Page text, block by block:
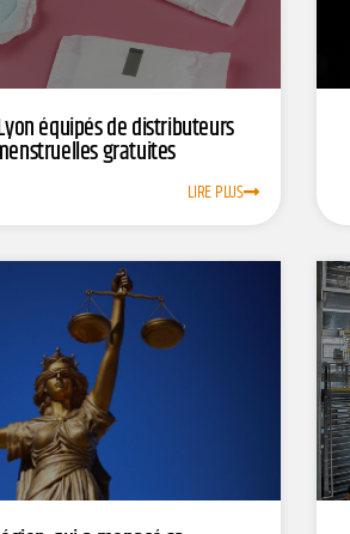
équipés de distributeurs
gratuites
LIRE PLUS